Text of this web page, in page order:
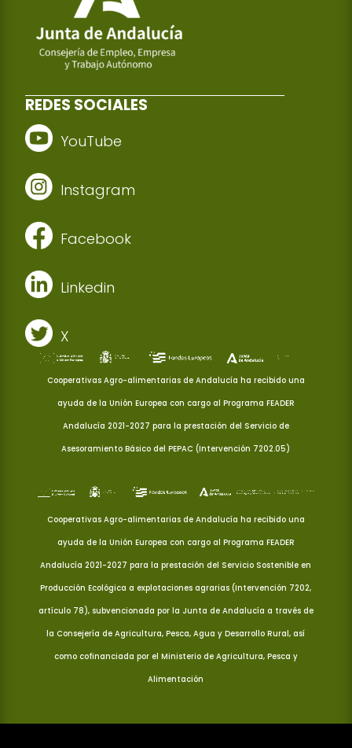
REDES SOCIALES
YouTube
Instagram
Facebook
Linkedin
X
Cooperativas Agro-alimentarias de Andalucía ha recibido una
ayuda de la Unión Europea con cargo al Programa FEADER
Andalucía 2021-2027 para la prestación del Servicio de
Asesoramiento Básico del PEPAC (Intervención 7202.05)
Cooperativas Agro-alimentarias de Andalucía ha recibido una
ayuda de la Unión Europea con cargo al Programa FEADER
Andalucía 2021-2027 para la prestación del Servicio Sostenible en
Producción Ecológica a explotaciones agrarias (Intervención 7202,
artículo 78), subvencionada por la Junta de Andalucía a través de
la Consejería de Agricultura, Pesca, Agua y Desarrollo Rural, así
como cofinanciada por el Ministerio de Agricultura, Pesca y
Alimentación